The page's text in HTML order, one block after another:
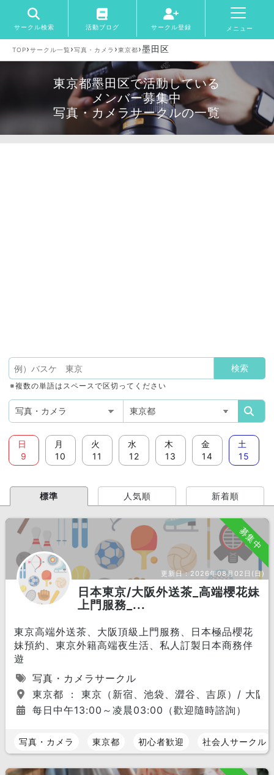
サークル検索 活動ブログ サークル登録 メニュー
TOP›サークル一覧 ›写真・カメラ ›東京都›墨田区
東京都墨田区で活動している
メンバー募集中
写真・カメラサークルの一覧
※複数の単語はスペースで区切ってください
日
9
月
10
火
11
水
12
木
13
金
14
土
15
標準 人気順 新着順
募集中
更新日：2026年08月02日(日)
日本東京/大阪外送茶_高端櫻花妹
上門服務_...
東京高端外送茶、大阪頂級上門服務、日本極品櫻花
妹預約、東京外籍高端夜生活、私人訂製日本商務伴
遊
写真・カメラサークル
東京都 ： 東京（新宿、池袋、澀谷、吉原）/ 大阪
每日中午13:00～凌晨03:00（歡迎隨時諮詢）
写真・カメラ 東京都 初心者歓迎 社会人サークル